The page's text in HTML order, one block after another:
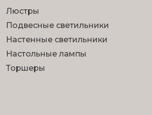
Люстры
Подвесные светильники
Настенные светильники
Настольные лампы
Торшеры